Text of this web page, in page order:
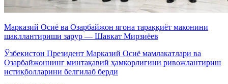
Марказий Осиё ва Озарбайжон ягона тараққиёт маконини
шакллантириши зарур — Шавкат Мирзиёев
Ўзбекистон Президент Марказий Осиё мамлакатлари ва
Озарбайжоннинг минтақавий ҳамкорлигини ривожлантириш
истиқболларини белгилаб берди